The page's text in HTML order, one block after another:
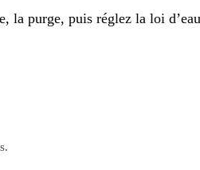
la purge, puis réglez la loi